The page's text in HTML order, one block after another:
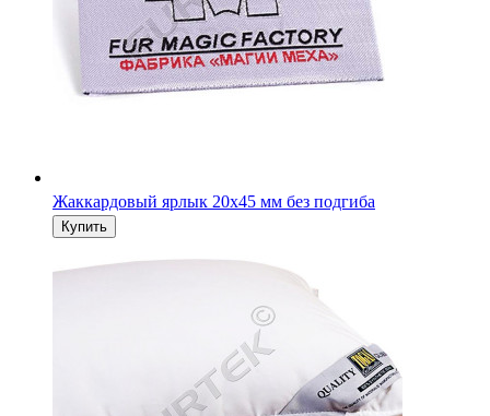
Жаккардовый ярлык 20х45 мм без подгиба